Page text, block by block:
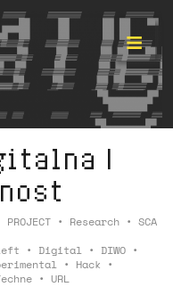
|
PROJECT • Research • SCA
• Digital • DIWO •
• Hack •
• URL